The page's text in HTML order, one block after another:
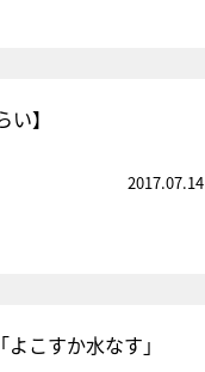
】
2017.07.14
こすか水なす」